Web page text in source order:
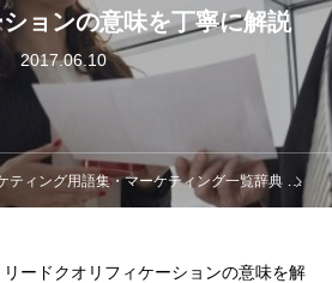
ョンの意味を丁寧に解説
2017.06.10
ティング用語集・マーケティング一覧辞典
ードクオリフィケーションの意味を解